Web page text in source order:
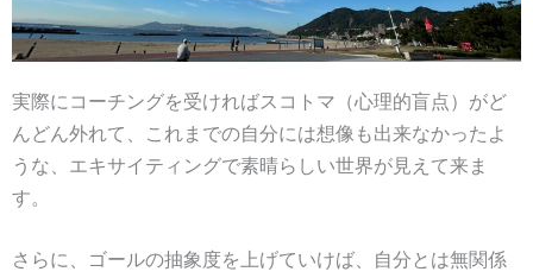
実際にコーチングを受ければスコトマ（心理的盲点）がど
んどん外れて、これまでの自分には想像も出来なかったよ
うな、エキサイティングで素晴らしい世界が見えて来ま
す。
さらに、ゴールの抽象度を上げていけば、自分とは無関係